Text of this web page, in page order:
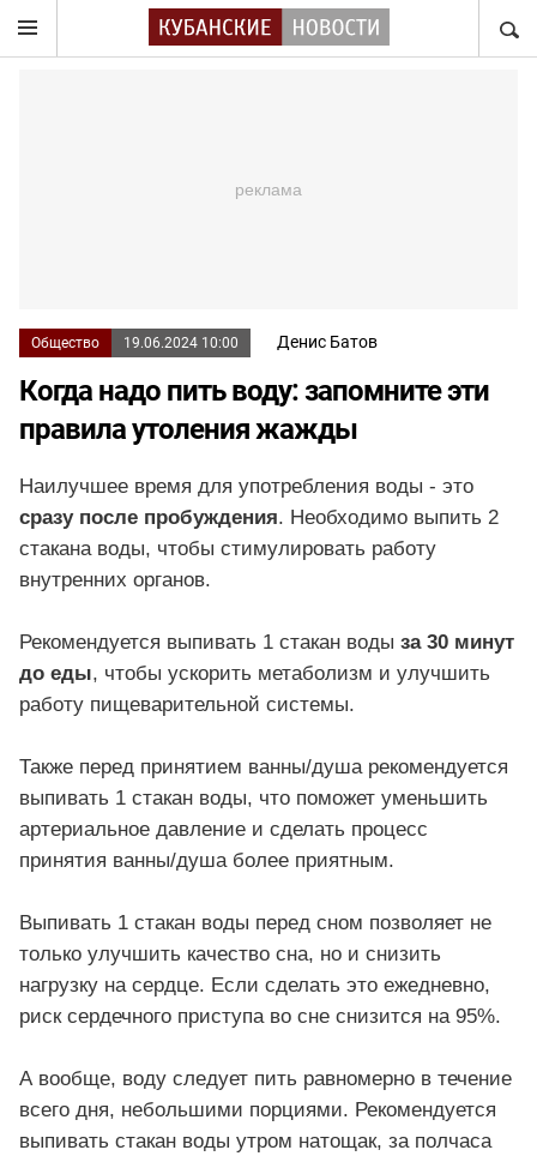
Общество 19.06.2024 10:00 Денис Батов
Когда надо пить воду: запомните эти
правила утоления жажды
Наилучшее время для употребления воды - это
сразу после пробуждения. Необходимо выпить 2
стакана воды, чтобы стимулировать работу
внутренних органов.
Рекомендуется выпивать 1 стакан воды за 30 минут
до еды, чтобы ускорить метаболизм и улучшить
работу пищеварительной системы.
Также перед принятием ванны/душа рекомендуется
выпивать 1 стакан воды, что поможет уменьшить
артериальное давление и сделать процесс
принятия ванны/душа более приятным.
Выпивать 1 стакан воды перед сном позволяет не
только улучшить качество сна, но и снизить
нагрузку на сердце. Если сделать это ежедневно,
риск сердечного приступа во сне снизится на 95%.
А вообще, воду следует пить равномерно в течение
всего дня, небольшими порциями. Рекомендуется
выпивать стакан воды утром натощак, за полчаса